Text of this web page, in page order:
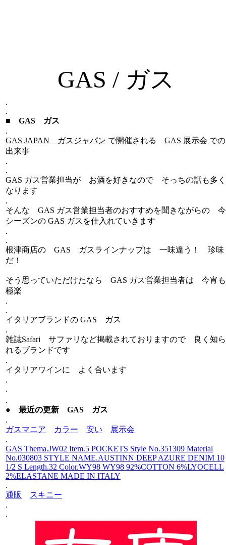
GAS / ガス
.
.
■ GAS ガス
.
GAS JAPAN ガスジャパン で開催される GAS 展示会 での
出来事
.
.
GAS ガス営業担当が お酒を好きなので そっちの話も多く
なります
.
そんな GAS ガス営業担当者のおすすめを聞きながらの 今
シーズンの GAS ガスを仕入れていきます
.
.
根津商店の GAS ガスラインナップは 一味違う！ 珍味
だ！
そう思っていただけたなら GAS ガス営業担当者は 今宵も
極楽
.
.
イタリアブランドの GAS ガス
.
雑誌Safari サファリなど掲載されておりますので 良く知ら
れるブランドです
.
イタリアワインに よく合います
.
.
.
● 最近の更新 GAS ガス
.
ガスマニア
カラー 安い
展示会
.
GAS Thema.JW02 Item.5 POCKETS Style No.351309 Material
No.030803 STYLE NAME.AUSTINN DEEP AZURE DENIM 10
1/2 S Length.32 Color.WY98 WY98 92%COTTON 6%LYOCELL
2%ELASTANE MADE IN ITALY
.
通販
スキニー
.
.